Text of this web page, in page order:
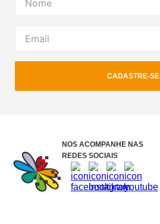
CADASTRE-SE
NOS ACOMPANHE NAS
REDES SOCIAIS